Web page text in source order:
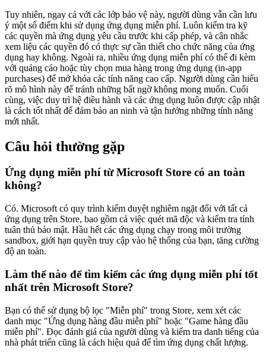
Tuy nhiên, ngay cả với các lớp bảo vệ này, người dùng vẫn cần lưu
ý một số điểm khi sử dụng ứng dụng miễn phí. Luôn kiểm tra kỹ
các quyền mà ứng dụng yêu cầu trước khi cấp phép, và cân nhắc
xem liệu các quyền đó có thực sự cần thiết cho chức năng của ứng
dụng hay không. Ngoài ra, nhiều ứng dụng miễn phí có thể đi kèm
với quảng cáo hoặc tùy chọn mua hàng trong ứng dụng (in-app
purchases) để mở khóa các tính năng cao cấp. Người dùng cần hiểu
rõ mô hình này để tránh những bất ngờ không mong muốn. Cuối
cùng, việc duy trì hệ điều hành và các ứng dụng luôn được cập nhật
là cách tốt nhất để đảm bảo an ninh và tận hưởng những tính năng
mới nhất.
Câu hỏi thường gặp
Ứng dụng miễn phí từ Microsoft Store có an toàn
không?
Có. Microsoft có quy trình kiểm duyệt nghiêm ngặt đối với tất cả
ứng dụng trên Store, bao gồm cả việc quét mã độc và kiểm tra tính
tuân thủ bảo mật. Hầu hết các ứng dụng chạy trong môi trường
sandbox, giới hạn quyền truy cập vào hệ thống của bạn, tăng cường
độ an toàn.
Làm thế nào để tìm kiếm các ứng dụng miễn phí tốt
nhất trên Microsoft Store?
Bạn có thể sử dụng bộ lọc "Miễn phí" trong Store, xem xét các
danh mục "Ứng dụng hàng đầu miễn phí" hoặc "Game hàng đầu
miễn phí". Đọc đánh giá của người dùng và kiểm tra danh tiếng của
nhà phát triển cũng là cách hiệu quả để tìm ứng dụng chất lượng.